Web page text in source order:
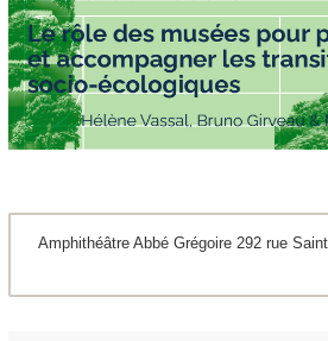
Amphithéâtre Abbé Grégoire 292 rue